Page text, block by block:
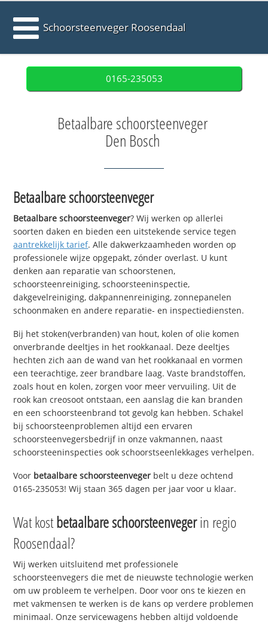
Schoorsteenveger Roosendaal
0165-235053
Betaalbare schoorsteenveger
Den Bosch
Betaalbare schoorsteenveger
Betaalbare schoorsteenveger? Wij werken op allerlei
soorten daken en bieden een uitstekende service tegen
aantrekkelijk tarief. Alle dakwerkzaamheden worden op
professionele wijze opgepakt, zónder overlast. U kunt
denken aan reparatie van schoorstenen,
schoorsteenreiniging, schoorsteeninspectie,
dakgevelreiniging, dakpannenreiniging, zonnepanelen
schoonmaken en andere reparatie- en inspectiediensten.
Bij het stoken(verbranden) van hout, kolen of olie komen
onverbrande deeltjes in het rookkanaal. Deze deeltjes
hechten zich aan de wand van het rookkanaal en vormen
een teerachtige, zeer brandbare laag. Vaste brandstoffen,
zoals hout en kolen, zorgen voor meer vervuiling. Uit de
rook kan creosoot ontstaan, een aanslag die kan branden
en een schoorsteenbrand tot gevolg kan hebben. Schakel
bij schoorsteenproblemen altijd een ervaren
schoorsteenvegersbedrijf in onze vakmannen, naast
schoorsteeninspecties ook schoorstseenlekkages verhelpen.
Voor betaalbare schoorsteenveger belt u deze ochtend
0165-235053! Wij staan 365 dagen per jaar voor u klaar.
Wat kostbetaalbare schoorsteenvegerin regio
Roosendaal?
Wij werken uitsluitend met professionele
schoorsteenvegers die met de nieuwste technologie werken
om uw probleem te verhelpen. Door voor ons te kiezen en
met vakmensen te werken is de kans op verdere problemen
minimaal. Onze servicewagens hebben altijd voldoende